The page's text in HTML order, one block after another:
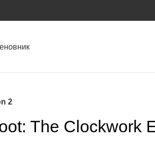
2
The Clockwork